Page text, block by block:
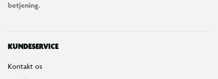
betjening.
KUNDESERVICE
Kontakt os